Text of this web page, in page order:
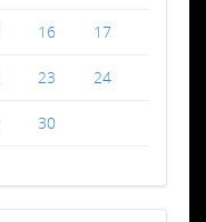
16 17
23 24
30